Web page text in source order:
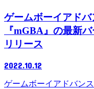
ゲームボーイアド
『mGBA』の最新
リリース
2022.10.12
ゲームボーイアドバン